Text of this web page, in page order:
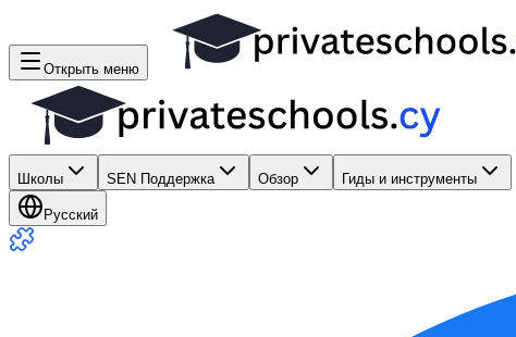
Открыть меню
Школы SEN Поддержка Обзор Гиды и инструменты
Русский